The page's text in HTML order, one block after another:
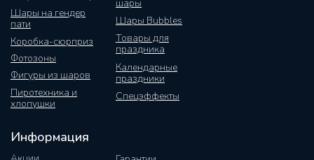
Шары на гендер
пати
Коробка-сюрприз
Фотозоны
Фигуры из шаров
шары
Шары Bubbles
Товары для
праздника
Календарные
праздники
Пиротехника и
хлопушки
Спецэффекты
Информация